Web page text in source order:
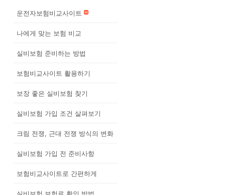
운전자보험비교사이트
나에게 맞는 보험 비교
실비보험 준비하는 방법
보험비교사이트 활용하기
보장 좋은 실비보험 찾기
실비보험 가입 조건 살펴보기
크림 전쟁, 근대 전쟁 방식의 변화
실비보험 가입 전 준비사항
보험비교사이트로 간편하게
실비보험 보험료 확인 방법